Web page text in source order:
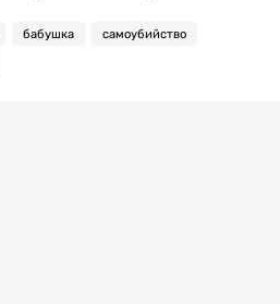
бабушка самоубийство